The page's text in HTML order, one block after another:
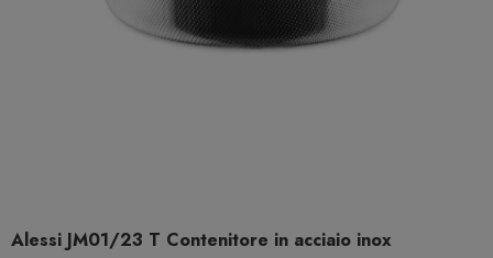
Alessi JM01/23 T Contenitore in acciaio inox